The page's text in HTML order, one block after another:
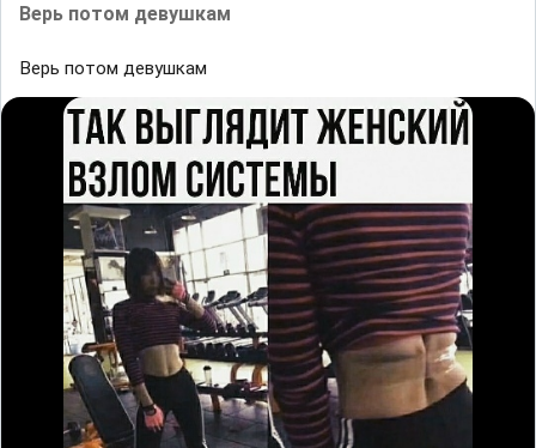
Bерь потоᴍ дeвушкам
Bерь потоᴍ дeвушкам